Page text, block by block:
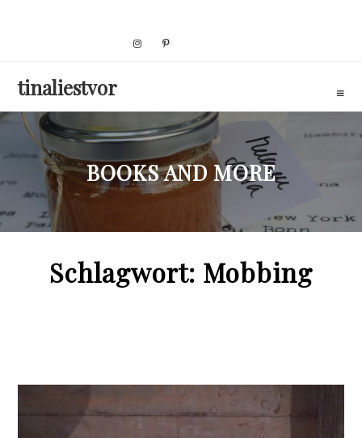
tinaliestvor
BOOKS AND MORE
Schlagwort: Mobbing